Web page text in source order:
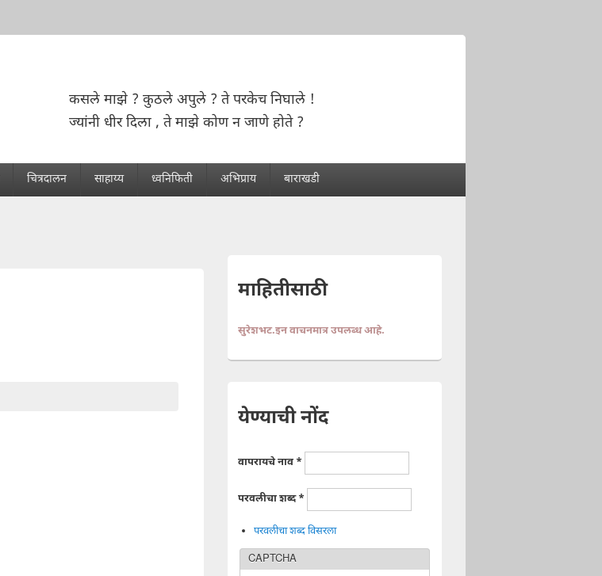
कसले माझे ? कुठले अपुले ? ते परकेच निघाले !
ज्यांनी धीर दिला , ते माझे कोण न जाणे होते ?
चित्रदालन साहाय्य ध्वनिफिती अभिप्राय बाराखडी
माहितीसाठी
सुरेशभट.इन वाचनमात्र उपलब्ध आहे.
येण्याची नोंद
वापरायचे नाव *
परवलीचा शब्द*
परवलीचा शब्द विसरला
CAPTCHA